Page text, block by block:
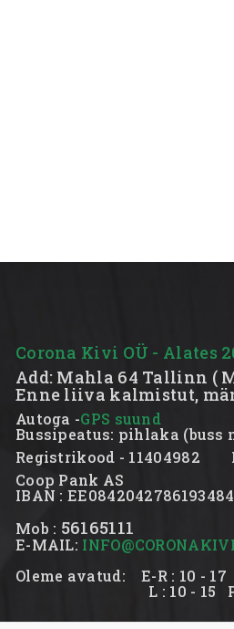
Corona Kivi OÜ - Alates
Add: Mahla 64 Tallinn (
Enne liiva kalmistut,
Autoga -GPS suund
Bussipeatus: pihlaka (buss
Registrikood - 11404982
Coop Pank AS
IBAN :
Mob : 56165111
E-MAIL:
Oleme avatud: E-R : 10 - 17
L : 10 - 15